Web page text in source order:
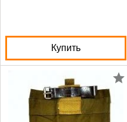
Купить